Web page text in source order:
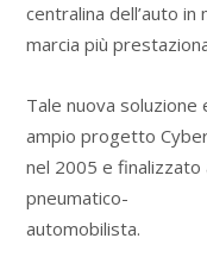
centralina dell’auto
marcia più
Tale nuova soluzione
ampio progetto
nel 2005 e finalizzato
pneumatico-
automobilista.